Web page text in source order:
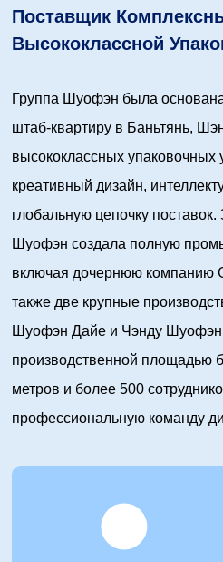
Поставщик
Высококлассной
Группа Шуофэн была
штаб-квартиру в Баньтянь,
высококлассных упаковочных
креативный дизайн,
глобальную цепочку поставок.
Шуофэн создала полную
включая дочернюю компанию
также две крупные
Шуофэн Дайе и Чэнду Шуофэн
производственной площадью
метров и более 500
профессиональную команду
управленческую элиту из 50
Благодаря выдающимся
возможностям и изысканному